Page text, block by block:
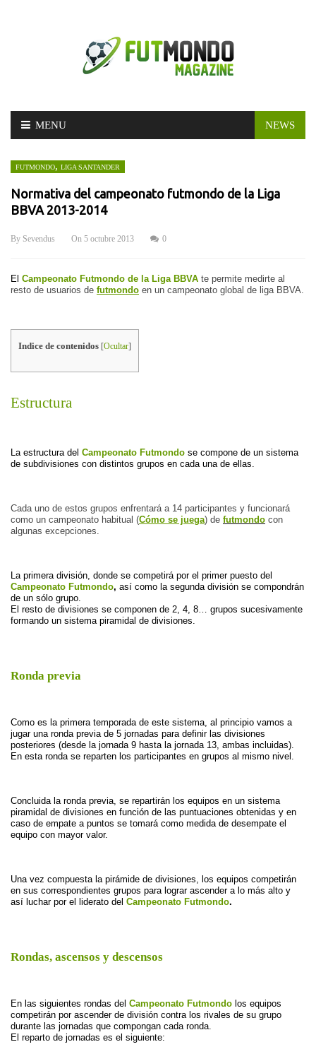
Skip
MENU NEWS
FUTMONDO, LIGA SANTANDER
Normativa del campeonato futmondo de la Liga
BBVA 2013-2014
By Sevendus On 5 octubre 2013 0
El Campeonato Futmondo de la Liga BBVA te permite medirte al
resto de usuarios de futmondo en un campeonato global de liga BBVA.
Indice de contenidos [Ocultar]
Estructura
La estructura del Campeonato Futmondo se compone de un sistema
de subdivisiones con distintos grupos en cada una de ellas.
Cada uno de estos grupos enfrentará a 14 participantes y funcionará
como un campeonato habitual (Cómo se juega) de futmondo con
algunas excepciones.
Campeonato Futmondo, así como la segunda división se compondrán
de un sólo grupo.
El resto de divisiones se componen de 2, 4, 8… grupos sucesivamente
formando un sistema piramidal de divisiones.
Ronda previa
Como es la primera temporada de este sistema, al principio vamos a
jugar una ronda previa de 5 jornadas para definir las divisiones
posteriores (desde la jornada 9 hasta la jornada 13, ambas incluidas).
En esta ronda se reparten los participantes en grupos al mismo nivel.
Concluida la ronda previa, se repartirán los equipos en un sistema
piramidal de divisiones en función de las puntuaciones obtenidas y en
caso de empate a puntos se tomará como medida de desempate el
equipo con mayor valor.
Una vez compuesta la pirámide de divisiones, los equipos competirán
en sus correspondientes grupos para lograr ascender a lo más alto y
así luchar por el liderato del Campeonato Futmondo.
Rondas, ascensos y descensos
En las siguientes rondas del Campeonato Futmondo los equipos
competirán por ascender de división contra los rivales de su grupo
durante las jornadas que compongan cada ronda.
El reparto de jornadas es el siguiente: